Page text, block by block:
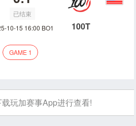
已结束
10-15 16:00 BO1
100T
GAME 1
玩加赛事App进行查看!